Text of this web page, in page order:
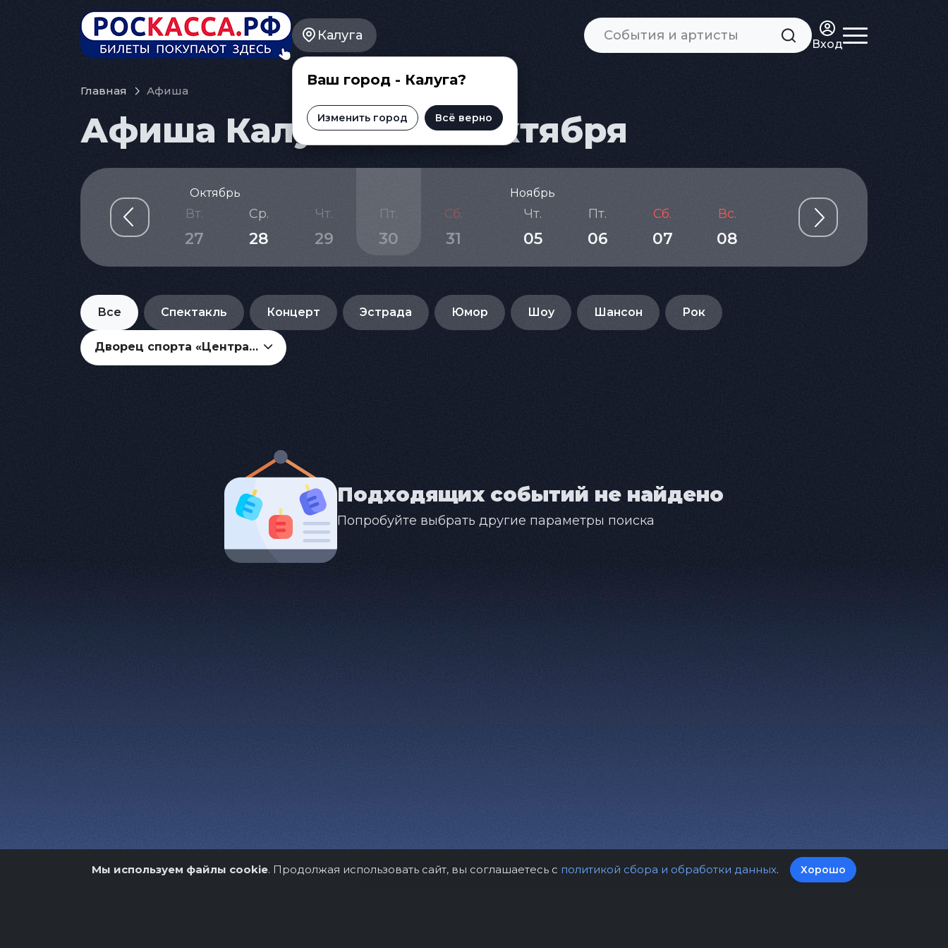
Калуга
Ваш город - Калуга?
Изменить город Всё верно
Вход
Главная Афиша
Афиша Калуги на 30 октября
Октябрь
Пн.
26
Вт.
27
Ср.
28
Чт.
29
Пт.
30
Сб.
31
Ноябрь
Чт.
05
Пт.
06
Сб.
07
Вс.
08
Пн.
09
Все Спектакль Концерт Эстрада Юмор Шоу Шансон Рок
Дворец спорта «Центральный»
Подходящих событий не найдено
Попробуйте выбрать другие параметры поиска
Мы используем файлы cookie. Продолжая использовать сайт, вы соглашаетесь с политикой сбора и обработки данных. Хорошо